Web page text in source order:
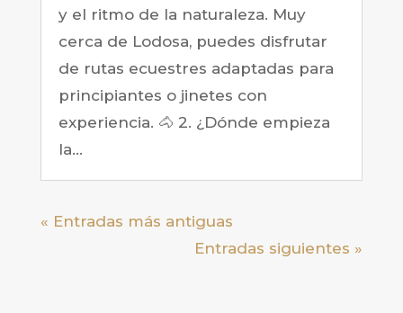
y el ritmo de la naturaleza. Muy
cerca de Lodosa, puedes disfrutar
de rutas ecuestres adaptadas para
principiantes o jinetes con
experiencia. 🐴 2. ¿Dónde empieza
la...
« Entradas más antiguas
Entradas siguientes »